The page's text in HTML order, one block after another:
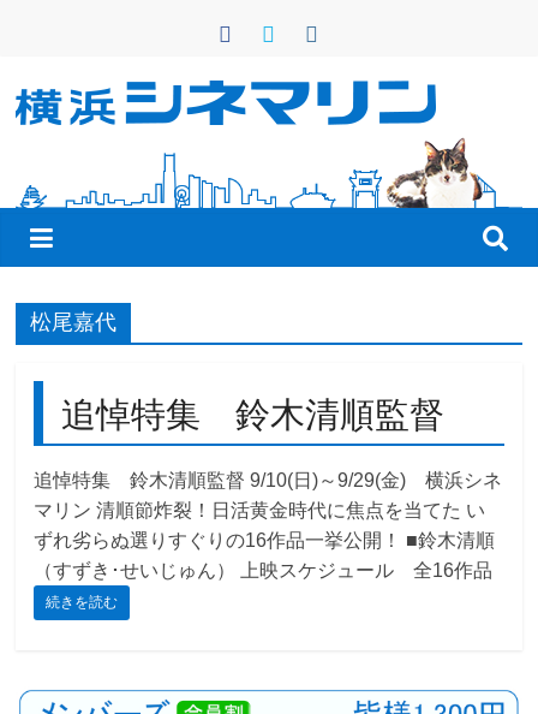
ン
横
浜
シ
ネ
マ
リ
ン
観
た
画
松尾嘉代
追悼特集 鈴木清順監督
追悼特集 鈴木清順監督 9/10(日)～9/29(金) 横浜シネ
マリン 清順節炸裂！日活黄金時代に焦点を当てた い
ずれ劣らぬ選りすぐりの16作品一挙公開！ ■鈴木清順
（すずき･せいじゅん） 上映スケジュール 全16作品
続きを読む